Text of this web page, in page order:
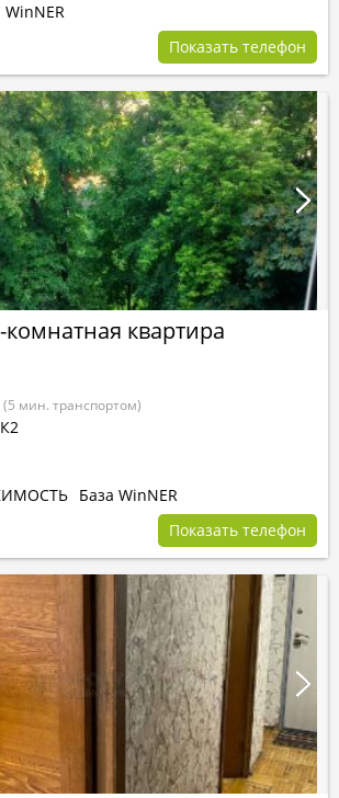
WinNER
Показать телефон
комнатная квартира
(5 мин. транспортом)
База WinNER
Показать телефон